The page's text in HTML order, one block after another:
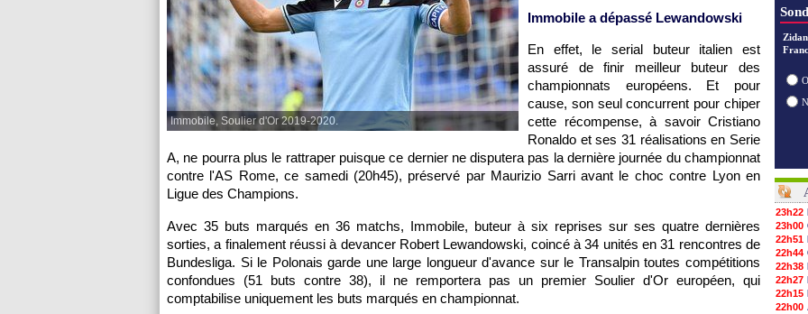
Immobile, Soulier d'Or 2019-2020.
Immobile a dépassé Lewandowski
En effet, le serial buteur italien est
assuré de finir meilleur buteur des
championnats européens. Et pour
cause, son seul concurrent pour chiper
cette récompense, à savoir Cristiano
Ronaldo et ses 31 réalisations en Serie
A, ne pourra plus le rattraper puisque ce dernier ne disputera pas la dernière journée du championnat
contre l'AS Rome, ce samedi (20h45), préservé par Maurizio Sarri avant le choc contre Lyon en
Ligue des Champions.
Avec 35 buts marqués en 36 matchs, Immobile, buteur à six reprises sur ses quatre dernières
sorties, a finalement réussi à devancer Robert Lewandowski, coincé à 34 unités en 31 rencontres de
Bundesliga. Si le Polonais garde une large longueur d'avance sur le Transalpin toutes compétitions
confondues (51 buts contre 38), il ne remportera pas un premier Soulier d'Or européen, qui
comptabilise uniquement les buts marqués en championnat.
23h22
23h00
22h51
22h44
22h38
22h27
22h15
22h00